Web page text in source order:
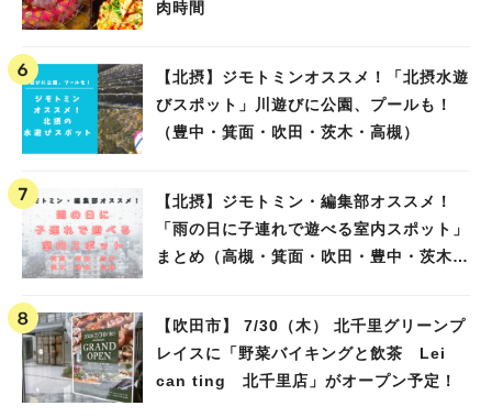
肉時間
【北摂】ジモトミンオススメ！「北摂水遊
びスポット」川遊びに公園、プールも！
（豊中・箕面・吹田・茨木・高槻）
【北摂】ジモトミン・編集部オススメ！
「雨の日に子連れで遊べる室内スポット」
まとめ（高槻・箕面・吹田・豊中・茨木・
【吹田市】 7/30（木） 北千里グリーンプ
レイスに「野菜バイキングと飲茶 Lei
can ting 北千里店」がオープン予定！